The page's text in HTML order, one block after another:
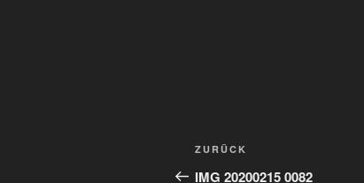
Beitragsnavigation
Vorheriger
Beitrag
ZURÜCK
IMG 20200215 0082